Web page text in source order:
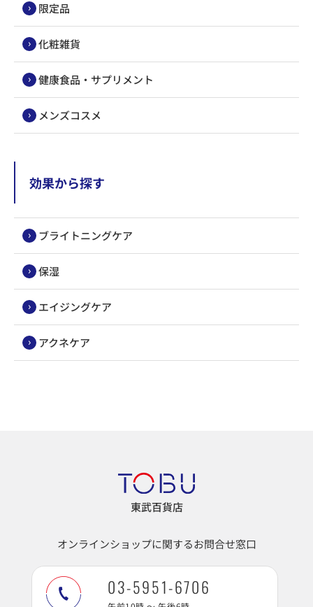
限定品
化粧雑貨
健康食品・サプリメント
メンズコスメ
効果から探す
ブライトニングケア
保湿
エイジングケア
アクネケア
東武百貨店
オンラインショップに関するお問合せ窓口
03-5951-6706